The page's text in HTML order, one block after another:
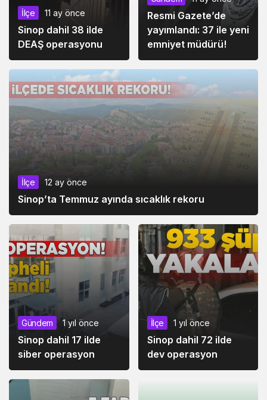
İlçe 11 ay önce
Sinop dahil 38 ilde
DEAŞ operasyonu
Resmi Gazete’de
yayımlandı: 37 ile yeni
emniyet müdürü!
İlçe 12 ay önce
Sinop’ta Temmuz ayında sıcaklık rekoru
Gündem 1 yıl önce
Sinop dahil 17 ilde
siber operasyon
İlçe 1 yıl önce
Sinop dahil 72 ilde
dev operasyon